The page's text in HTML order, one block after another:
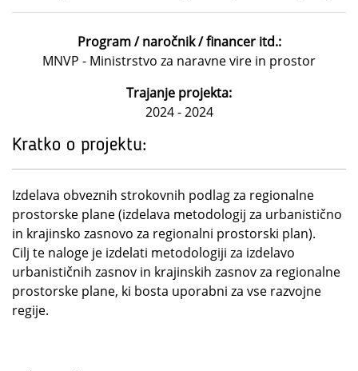
Program / naročnik / financer itd.:
MNVP - Ministrstvo za naravne vire in prostor
Trajanje projekta:
2024 - 2024
Kratko o projektu:
Izdelava obveznih strokovnih podlag za regionalne
prostorske plane (izdelava metodologij za urbanistično
in krajinsko zasnovo za regionalni prostorski plan).
Cilj te naloge je izdelati metodologiji za izdelavo
urbanističnih zasnov in krajinskih zasnov za regionalne
prostorske plane, ki bosta uporabni za vse razvojne
regije.